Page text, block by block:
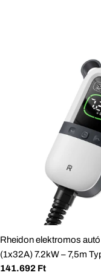
Rheidon elektromos
(1x32A) 7.2kW – 7,5m
Normál
141.692 Ft